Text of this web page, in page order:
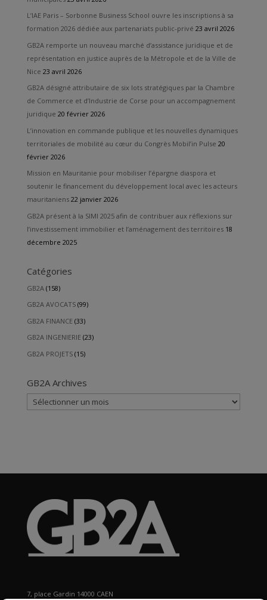
L’IAE Paris – Sorbonne Business School ouvre les inscriptions à sa
formation 2026 dédiée aux partenariats public-privé 23 avril 2026
GB2A remporte un nouveau marché d’assistance juridique et de
représentation en justice auprès de la Métropole et de la Ville de
Nice 23 avril 2026
GB2A désigné attributaire de six lots stratégiques par la Chambre
de Commerce et d’Industrie de Corse pour un accompagnement
juridique 20 février 2026
L’innovation en commande publique et les nouvelles dynamiques
territoriales de mobilité au cœur du Congrès Mobil’in Pulse 20
février 2026
Mission en Mauritanie pour mobiliser l’épargne diaspora et
soutenir le financement du développement local avec les acteurs
mauritaniens 22 janvier 2026
GB2A présent à la SIMI 2025 afin de contribuer aux réflexions sur
l’investissement immobilier et l’aménagement des territoires 18
décembre 2025
Catégories
GB2A(158)
GB2A AVOCATS(99)
GB2A FINANCE(33)
GB2A INGENIERIE(23)
GB2A PROJETS(15)
GB2A Archives
GB2A
Archives
7, place Gardin 14000 CAEN